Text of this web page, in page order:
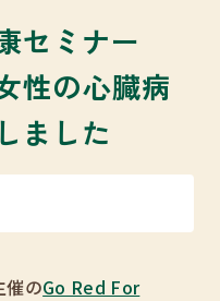
セミナー
性の心臓病
ました
催のGo Red For